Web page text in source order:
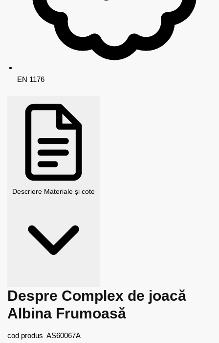
EN 1176
Descriere Materiale și cote
Despre Complex de joacă
Albina Frumoasă
cod produs AS60067A